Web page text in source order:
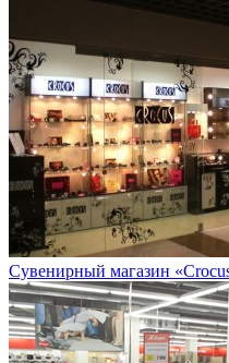
Сувенирный магазин